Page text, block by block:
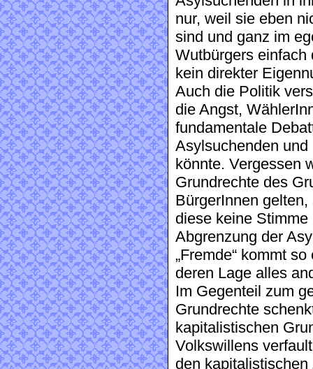
nur, weil sie eben
sind und ganz im
Wutbürgers einfach
kein direkter
Auch die Politik
die Angst,
fundamentale
Asylsuchenden
könnte. Vergessen
Grundrechte des
BürgerInnen
diese keine
Abgrenzung der
„Fremde“ kommt
deren Lage alles
Im Gegenteil zum
Grundrechte
kapitalistischen
Volkswillens
den